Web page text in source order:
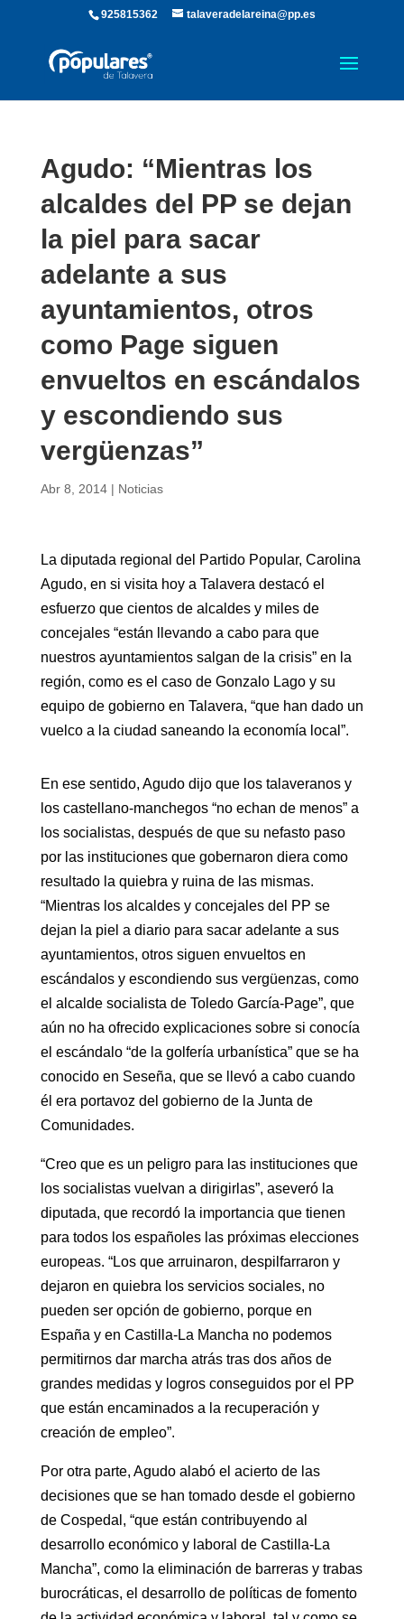
925815362 talaveradelareina@pp.es
Agudo: “Mientras los
alcaldes del PP se dejan
la piel para sacar
adelante a sus
ayuntamientos, otros
como Page siguen
envueltos en escándalos
y escondiendo sus
vergüenzas”
Abr 8, 2014| Noticias
La diputada regional del Partido Popular, Carolina
Agudo, en si visita hoy a Talavera destacó el
esfuerzo que cientos de alcaldes y miles de
concejales “están llevando a cabo para que
nuestros ayuntamientos salgan de la crisis” en la
región, como es el caso de Gonzalo Lago y su
equipo de gobierno en Talavera, “que han dado un
vuelco a la ciudad saneando la economía local”.
En ese sentido, Agudo dijo que los talaveranos y
los castellano-manchegos “no echan de menos” a
los socialistas, después de que su nefasto paso
por las instituciones que gobernaron diera como
resultado la quiebra y ruina de las mismas.
“Mientras los alcaldes y concejales del PP se
dejan la piel a diario para sacar adelante a sus
ayuntamientos, otros siguen envueltos en
escándalos y escondiendo sus vergüenzas, como
el alcalde socialista de Toledo García-Page”, que
aún no ha ofrecido explicaciones sobre si conocía
el escándalo “de la golfería urbanística” que se ha
conocido en Seseña, que se llevó a cabo cuando
él era portavoz del gobierno de la Junta de
Comunidades.
“Creo que es un peligro para las instituciones que
los socialistas vuelvan a dirigirlas”, aseveró la
diputada, que recordó la importancia que tienen
para todos los españoles las próximas elecciones
europeas. “Los que arruinaron, despilfarraron y
dejaron en quiebra los servicios sociales, no
pueden ser opción de gobierno, porque en
España y en Castilla-La Mancha no podemos
permitirnos dar marcha atrás tras dos años de
grandes medidas y logros conseguidos por el PP
que están encaminados a la recuperación y
creación de empleo”.
Por otra parte, Agudo alabó el acierto de las
decisiones que se han tomado desde el gobierno
de Cospedal, “que están contribuyendo al
desarrollo económico y laboral de Castilla-La
Mancha”, como la eliminación de barreras y trabas
burocráticas, el desarrollo de políticas de fomento